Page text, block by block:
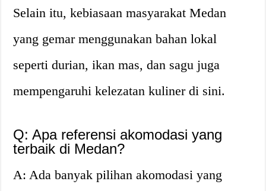
Selain itu, kebiasaan masyarakat Medan
yang gemar menggunakan bahan lokal
seperti durian, ikan mas, dan sagu juga
mempengaruhi kelezatan kuliner di sini.
Q: Apa referensi akomodasi yang
terbaik di Medan?
A: Ada banyak pilihan akomodasi yang